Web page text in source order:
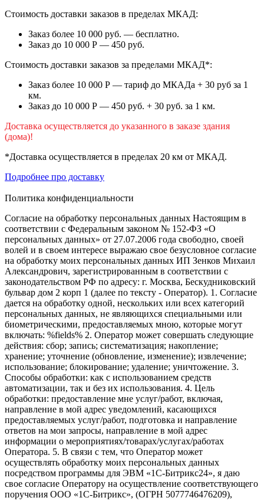
Стоимость доставки заказов в пределах МКАД:
Заказ более 10 000 руб. — бесплатно.
Заказ до 10 000 Р — 450 руб.
Стоимость доставки заказов за пределами МКАД*:
Заказ более 10 000 Р — тариф до МКАДа + 30 руб за 1
км.
Заказ до 10 000 Р — 450 руб. + 30 руб. за 1 км.
Доставка осуществляется до указанного в заказе здания
(дома)!
*Доставка осуществляется в пределах 20 км от МКАД.
Подробнее про доставку
Политика конфиденциальности
Согласие на обработку персональных данных Настоящим в
соответствии с Федеральным законом № 152-ФЗ «О
персональных данных» от 27.07.2006 года свободно, своей
волей и в своем интересе выражаю свое безусловное согласие
на обработку моих персональных данных ИП Зенков Михаил
Александрович, зарегистрированным в соответствии с
законодательством РФ по адресу: г. Москва, Бескудниковский
бульвар дом 2 корп 1 (далее по тексту - Оператор). 1. Согласие
дается на обработку одной, нескольких или всех категорий
персональных данных, не являющихся специальными или
биометрическими, предоставляемых мною, которые могут
включать: %fields% 2. Оператор может совершать следующие
действия: сбор; запись; систематизация; накопление;
хранение; уточнение (обновление, изменение); извлечение;
использование; блокирование; удаление; уничтожение. 3.
Способы обработки: как с использованием средств
автоматизации, так и без их использования. 4. Цель
обработки: предоставление мне услуг/работ, включая,
направление в мой адрес уведомлений, касающихся
предоставляемых услуг/работ, подготовка и направление
ответов на мои запросы, направление в мой адрес
информации о мероприятиях/товарах/услугах/работах
Оператора. 5. В связи с тем, что Оператор может
осуществлять обработку моих персональных данных
посредством программы для ЭВМ «1С-Битрикс24», я даю
свое согласие Оператору на осуществление соответствующего
поручения ООО «1С-Битрикс», (ОГРН 5077746476209),